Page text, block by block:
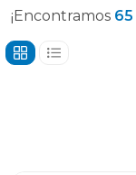
¡Encontramos 65